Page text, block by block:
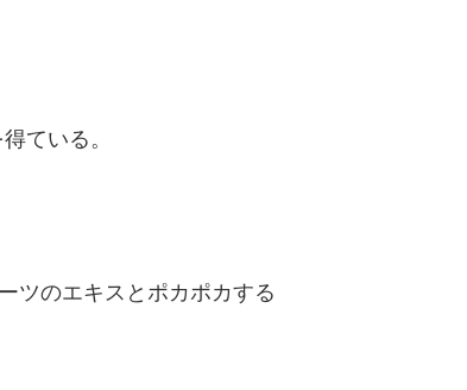
ている。
ツのエキスとポカポカする